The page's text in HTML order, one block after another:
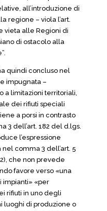
all’introduzione di
regione – viola l’art.
vieta alle Regioni di
di ostacolo alla
quindi concluso nel
impugnata –
a limitazioni territoriali,
dei rifiuti speciali
a porsi in contrasto
3 dell’art. 182 del d.lgs.
l’espressione
comma 3 dell’art. 5
che non prevede
favore verso «una
impianti» «per
rifiuti in uno degli
luoghi di produzione o